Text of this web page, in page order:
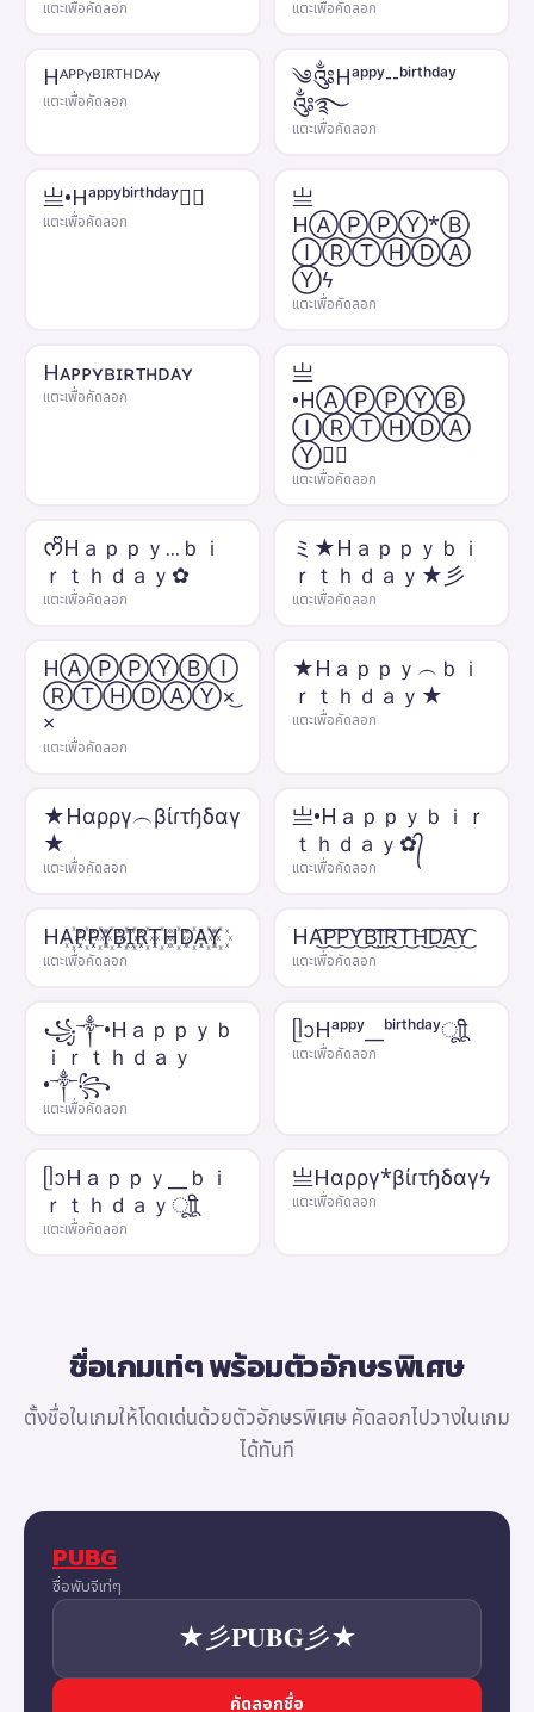
แตะเพื่อคัดลอก แตะเพื่อคัดลอก
Hᴬᴾᴾᵞᴮᴵᴿᵀᴴᴰᴬᵞ
แตะเพื่อคัดลอก
༄༂Hᵃᵖᵖʸ--ᵇⁱʳᵗʰᵈᵃʸ
༂࿐
แตะเพื่อคัดลอก
亗•Hᵃᵖᵖʸᵇⁱʳᵗʰᵈᵃʸ✿᭄
แตะเพื่อคัดลอก
亗
HⒶⓅⓅⓎ*Ⓑ
ⒾⓇⓉⒽⒹⒶ
Ⓨϟ
แตะเพื่อคัดลอก
Hᴀᴘᴘʏʙɪʀᴛʜᴅᴀʏ
แตะเพื่อคัดลอก
亗
•HⒶⓅⓅⓎⒷ
ⒾⓇⓉⒽⒹⒶ
Ⓨ✿᭄
แตะเพื่อคัดลอก
ᰔᩚHａｐｐｙ...ｂｉ
ｒｔｈｄａｙ✿
แตะเพื่อคัดลอก
ミ★Hａｐｐｙｂｉ
ｒｔｈｄａｙ★彡
แตะเพื่อคัดลอก
HⒶⓅⓅⓎⒷⒾ
ⓇⓉⒽⒹⒶⓎ×͜
×
แตะเพื่อคัดลอก
★Hａｐｐｙ︵ｂｉ
ｒｔｈｄａｙ★
แตะเพื่อคัดลอก
★Hαρργ︵βίɾτɧδαγ
★
แตะเพื่อคัดลอก
亗•Hａｐｐｙｂｉｒ
ｔｈｄａｙ✿᭄
แตะเพื่อคัดลอก
HA꙰P꙰P꙰Y꙰B꙰I꙰R꙰T꙰H꙰D꙰A꙰Y꙰
แตะเพื่อคัดลอก
HA͜͡P͜͡P͜͡Y͜͡B͜͡I͜͡R͜͡T͜͡H͜͡D͜͡A͜͡Y͜͡
แตะเพื่อคัดลอก
꧁༒•Hａｐｐｙｂ
ｉｒｔｈｄａｙ
•༒꧂
แตะเพื่อคัดลอก
ᥫᩣHᵃᵖᵖʸ__ᵇⁱʳᵗʰᵈᵃʸㅤूाीू
แตะเพื่อคัดลอก
ᥫᩣHａｐｐｙ__ｂｉ
ｒｔｈｄａｙㅤूाीू
แตะเพื่อคัดลอก
亗Hαρργ*βίɾτɧδαγϟ
แตะเพื่อคัดลอก
ชื่อเกมเท่ๆ พร้อมตัวอักษรพิเศษ
ตั้งชื่อในเกมให้โดดเด่นด้วยตัวอักษรพิเศษ คัดลอกไปวางในเกม
ได้ทันที
PUBG
ชื่อพับจีเท่ๆ
★彡𝐏𝐔𝐁𝐆彡★
คัดลอกชื่อ